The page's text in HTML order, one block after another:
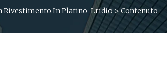
Rivestimento In Platino-Lridio >Contenuto